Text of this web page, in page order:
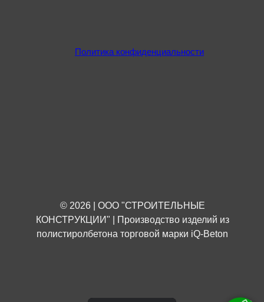
© 2026 | ООО "СТРОИТЕЛЬНЫЕ
КОНСТРУКЦИИ" | Производство изделий из
полистиролбетона торговой марки iQ-Beton
Политика конфиденциальности